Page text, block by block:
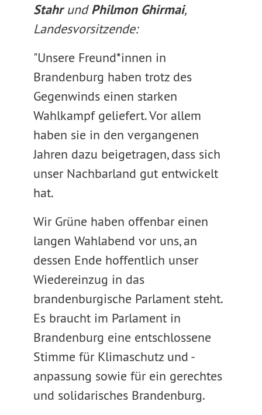
StahrundPhilmon Ghirmai,
Landesvorsitzende:
"Unsere Freund*innen in
Brandenburg haben trotz des
Gegenwinds einen starken
Wahlkampf geliefert. Vor allem
haben sie in den vergangenen
Jahren dazu beigetragen, dass sich
unser Nachbarland gut entwickelt
hat.
Wir Grüne haben offenbar einen
langen Wahlabend vor uns, an
dessen Ende hoffentlich unser
Wiedereinzug in das
brandenburgische Parlament steht.
Es braucht im Parlament in
Brandenburg eine entschlossene
Stimme für Klimaschutz und -
anpassung sowie für ein gerechtes
und solidarisches Brandenburg.